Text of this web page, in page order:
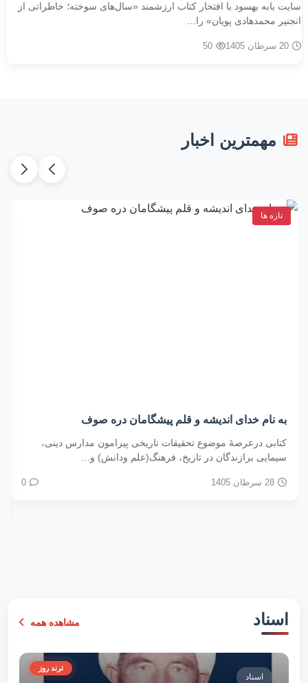
سایت بابه بهسود با افتخار کتاب ارزشمند «سال‌های سوخته؛ خاطراتی از
انجنیر محمدهادی پویان» را…
20 سرطان 1405 50
مهمترین اخبار
تازه ها
به نام خدای اندیشه و قلم پیشگامان دره صوف
کتابی درعرصۀ موضوع تحقیقات تاریخی پیرامون مدارس دینی،
سیمایی برازندگان در تاریخ، فرهنگ(علم ودانش) و…
28 سرطان 1405 0
اسناد مشاهده همه
ترند روز
اسناد